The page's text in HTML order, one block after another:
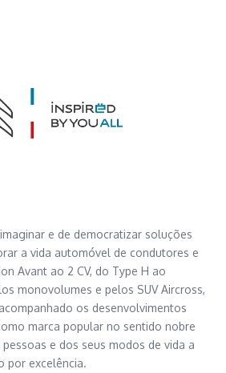
e de democratizar soluções
a vida automóvel de condutores e
Avant ao 2 CV, do Type H ao
monovolumes e pelos SUV Aircross,
os desenvolvimentos
marca popular no sentido nobre
e dos seus modos de vida a
por excelência.